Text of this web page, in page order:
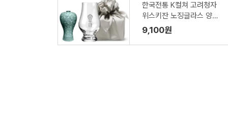
한국전통 K컬쳐 고려청자
위스키잔 노징글라스 양주
니트잔 170ml (보자기 포
장)
9,100원